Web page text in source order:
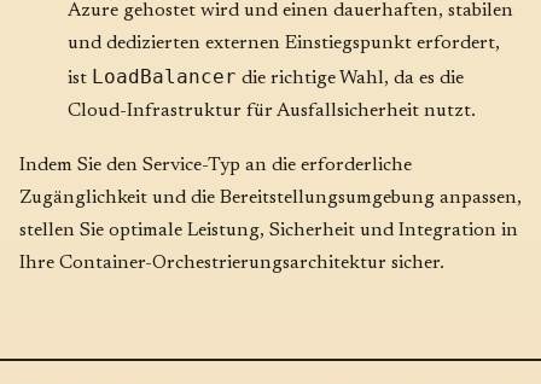
Azure gehostet wird und einen dauerhaften, stabilen
und dedizierten externen Einstiegspunkt erfordert,
ist LoadBalancer die richtige Wahl, da es die
Cloud-Infrastruktur für Ausfallsicherheit nutzt.
Indem Sie den Service-Typ an die erforderliche
Zugänglichkeit und die Bereitstellungsumgebung anpassen,
stellen Sie optimale Leistung, Sicherheit und Integration in
Ihre Container-Orchestrierungsarchitektur sicher.